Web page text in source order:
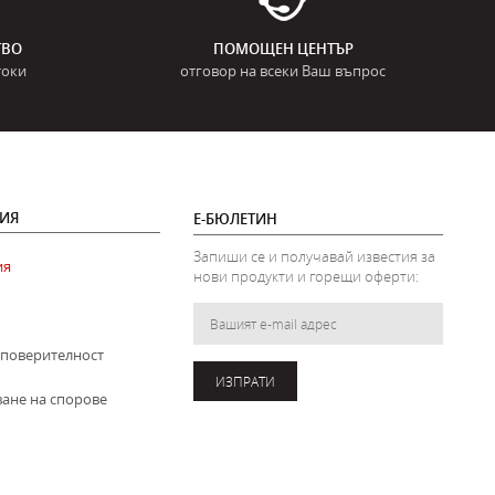
ПОМОЩЕН ЦЕНТЪР
отговор на всеки Ваш въпрос
на спорове
Е-БЮЛЕТИН
Запиши се и получавай известия за
нови продукти и горещи оферти:
ИЗПРАТИ